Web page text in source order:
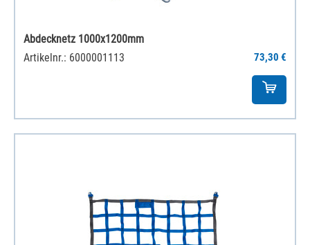
Abdecknetz 1000x1200mm
Artikelnr.: 6000001113
73,30 €